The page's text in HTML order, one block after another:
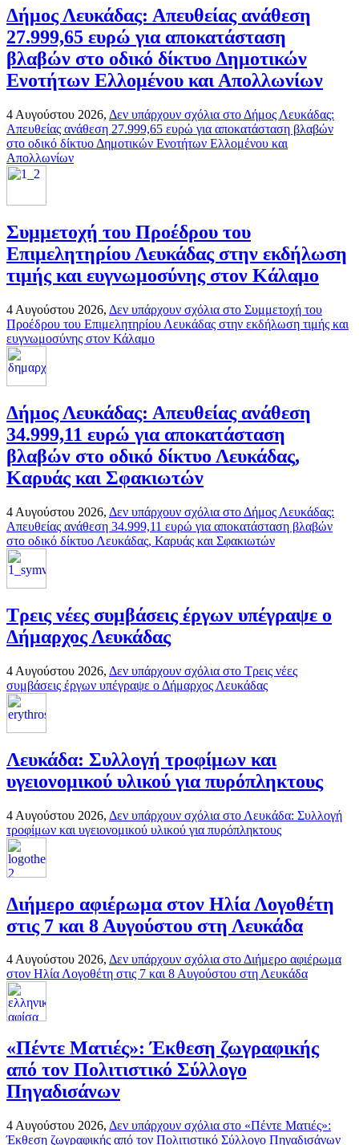
Δήμος Λευκάδας: Απευθείας ανάθεση
27.999,65 ευρώ για αποκατάσταση
βλαβών στο οδικό δίκτυο Δημοτικών
Ενοτήτων Ελλομένου και Απολλωνίων
4 Αυγούστου 2026, Δεν υπάρχουν σχόλια στο Δήμος Λευκάδας:
Απευθείας ανάθεση 27.999,65 ευρώ για αποκατάσταση βλαβών
στο οδικό δίκτυο Δημοτικών Ενοτήτων Ελλομένου και
Απολλωνίων
Συμμετοχή του Προέδρου του
Επιμελητηρίου Λευκάδας στην εκδήλωση
τιμής και ευγνωμοσύνης στον Κάλαμο
4 Αυγούστου 2026, Δεν υπάρχουν σχόλια στο Συμμετοχή του
Προέδρου του Επιμελητηρίου Λευκάδας στην εκδήλωση τιμής και
ευγνωμοσύνης στον Κάλαμο
Δήμος Λευκάδας: Απευθείας ανάθεση
34.999,11 ευρώ για αποκατάσταση
βλαβών στο οδικό δίκτυο Λευκάδας,
Καρυάς και Σφακιωτών
4 Αυγούστου 2026, Δεν υπάρχουν σχόλια στο Δήμος Λευκάδας:
Απευθείας ανάθεση 34.999,11 ευρώ για αποκατάσταση βλαβών
στο οδικό δίκτυο Λευκάδας, Καρυάς και Σφακιωτών
Τρεις νέες συμβάσεις έργων υπέγραψε ο
Δήμαρχος Λευκάδας
4 Αυγούστου 2026, Δεν υπάρχουν σχόλια στο Τρεις νέες
συμβάσεις έργων υπέγραψε ο Δήμαρχος Λευκάδας
Λευκάδα: Συλλογή τροφίμων και
υγειονομικού υλικού για πυρόπληκτους
4 Αυγούστου 2026, Δεν υπάρχουν σχόλια στο Λευκάδα: Συλλογή
τροφίμων και υγειονομικού υλικού για πυρόπληκτους
Διήμερο αφιέρωμα στον Ηλία Λογοθέτη
στις 7 και 8 Αυγούστου στη Λευκάδα
4 Αυγούστου 2026, Δεν υπάρχουν σχόλια στο Διήμερο αφιέρωμα
στον Ηλία Λογοθέτη στις 7 και 8 Αυγούστου στη Λευκάδα
«Πέντε Ματιές»: Έκθεση ζωγραφικής
από τον Πολιτιστικό Σύλλογο
Πηγαδισάνων
4 Αυγούστου 2026, Δεν υπάρχουν σχόλια στο «Πέντε Ματιές»:
Έκθεση ζωγραφικής από τον Πολιτιστικό Σύλλογο Πηγαδισάνων